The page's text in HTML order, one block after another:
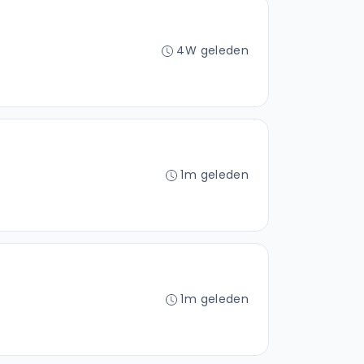
4W geleden
1m geleden
1m geleden